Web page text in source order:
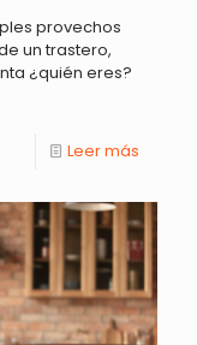
provechos
un trastero,
¿quién eres?
Leer más